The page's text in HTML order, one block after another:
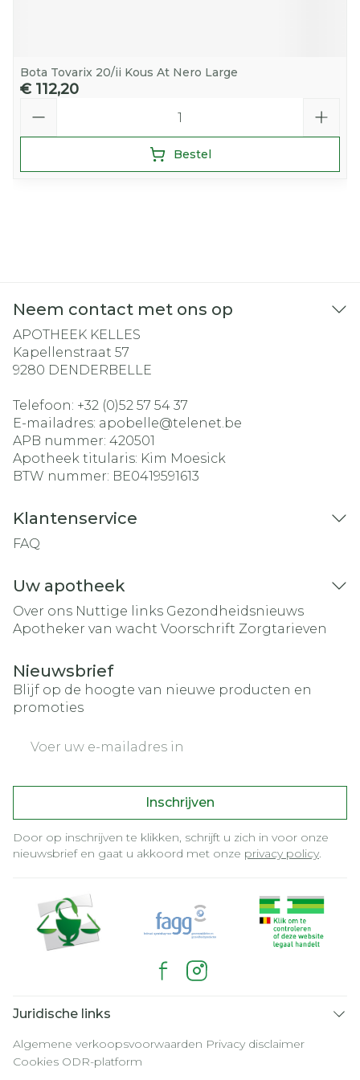
Bota Tovarix 20/ii Kous At Nero Large
€ 112,20
Bestel
Neem contact met ons op
APOTHEEK KELLES
Kapellenstraat 57
9280 DENDERBELLE
Telefoon: +32 (0)52 57 54 37
E-mailadres: apobelle@telenet.be
APB nummer: 420501
Apotheek titularis: Kim Moesick
BTW nummer: BE0419591613
Klantenservice
FAQ
Uw apotheek
Over ons Nuttige links Gezondheidsnieuws
Apotheker van wacht Voorschrift Zorgtarieven
Nieuwsbrief
Blijf op de hoogte van nieuwe producten en
promoties
Inschrijven
Door op inschrijven te klikken, schrijft u zich in voor onze
nieuwsbrief en gaat u akkoord met onze privacy policy.
Juridische links
Algemene verkoopsvoorwaarden Privacy disclaimer
Cookies ODR-platform